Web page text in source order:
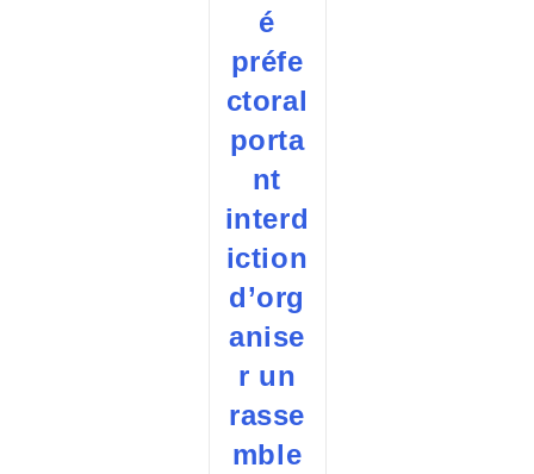
é
préfe
ctoral
porta
nt
interd
iction
d’org
anise
r un
rasse
mble